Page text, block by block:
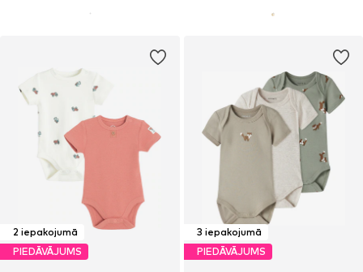
2 iepakojumā
PIEDĀVĀJUMS
3 iepakojumā
PIEDĀVĀJUMS